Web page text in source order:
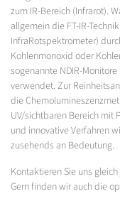
zum IR-Bereich (Infrarot).
allgemein die FT-IR-
InfraRotspektrometer)
Kohlenmonoxid oder
sogenannte NDIR-
verwendet. Zur
die
UV/sichtbaren Bereich mit
und innovative Verfahren
zusehends an Bedeutung.
Kontaktieren Sie uns
Gern finden wir auch die